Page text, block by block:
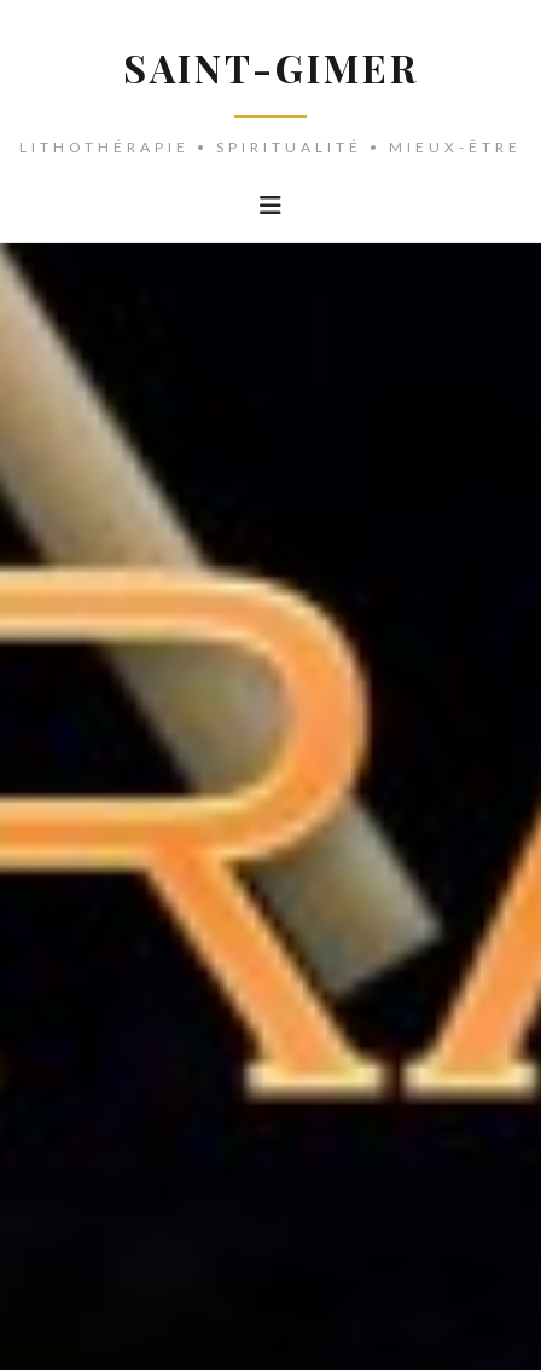
SAINT-GIMER
LITHOTHÉRAPIE • SPIRITUALITÉ • MIEUX-ÊTRE